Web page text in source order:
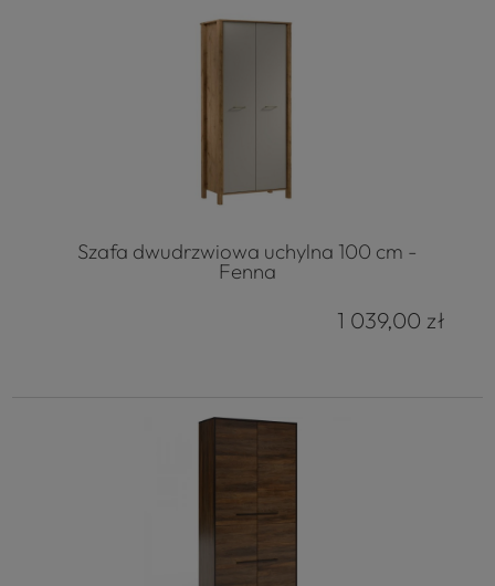
Szafa dwudrzwiowa uchylna 100 cm -
Fenna
1 039,00 zł